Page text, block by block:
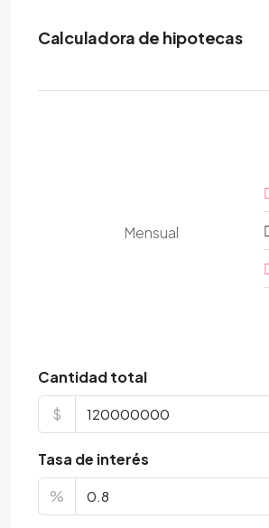
Calculadora de hipotecas
Mensual
Cantidad total
$
Tasa de interés
%